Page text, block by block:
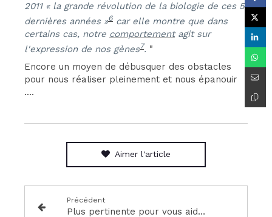
2011 « la grande révolution de la biologie de ces 5
dernières années »6 car elle montre que dans
certains cas, notre comportementagit sur
l'expression de nos gènes7. "
Encore un moyen de débusquer des obstacles
pour nous réaliser pleinement et nous épanouir
....
Aimer l'article
Précédent
Plus pertinente pour vous aider ! Lecture d'Auras , deuxième niveau.